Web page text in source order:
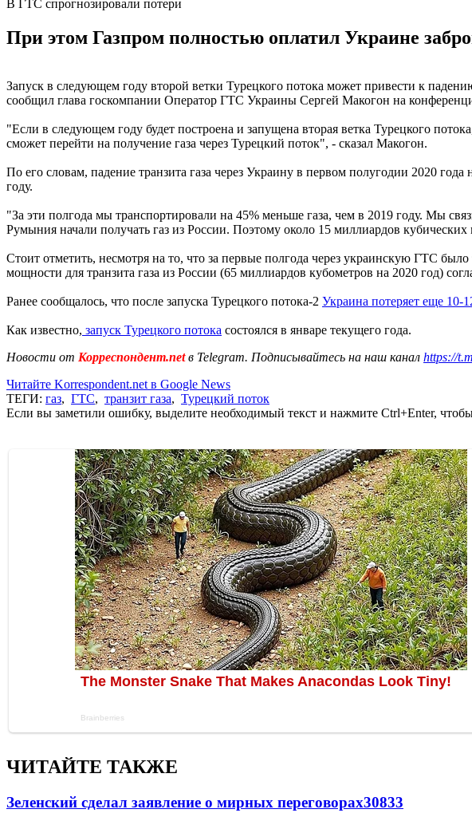
В ГТС спрогнозировали потери
При этом Газпром полностью оплатил Украине
Запуск в следующем году второй ветки Турецкого потока может привести к
сообщил глава госкомпании Оператор ГТС Украины Сергей Макогон на
"Если в следующем году будет построена и запущена вторая ветка Турецкого
сможет перейти на получение газа через Турецкий поток", - сказал Макогон.
По его словам, падение транзита газа через Украину в первом полугодии 2020
году.
"За эти полгода мы транспортировали на 45% меньше газа, чем в 2019 году. Мы
Румыния начали получать газ из России. Поэтому около 15 миллиардов кубических
Стоит отметить, несмотря на то, что за первые полгода через украинскую ГТС
мощности для транзита газа из России (65 миллиардов кубометров на 2020 год)
Ранее сообщалось, что после запуска Турецкого потока-2 Украина потеряет еще 10-
Как известно, запуск Турецкого потока состоялся в январе текущего года.
Новости от Корреспондент.netв Telegram. Подписывайтесь на наш канал https://
Читайте Korrespondent.net в Google News
ТЕГИ: газ, ГТС, транзит газа, Турецкий поток
Если вы заметили ошибку, выделите необходимый текст и нажмите Ctrl+Enter,
ЧИТАЙТЕ ТАКЖЕ
Зеленский сделал заявление о мирных переговорах30833